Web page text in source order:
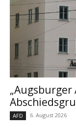
„Augsburger
AFD 6. August 2026